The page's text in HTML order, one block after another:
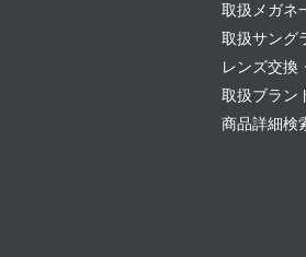
取扱メガネ
取扱サング
レンズ交換
取扱ブラン
商品詳細検